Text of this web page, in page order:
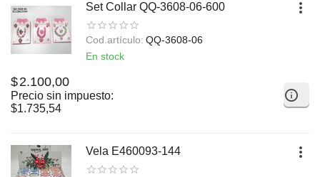
Set Collar QQ-3608-06-600
Cod.artículo: QQ-3608-06
En stock
$2.100,00
Precio sin impuesto:
$1.735,54
Vela E460093-144